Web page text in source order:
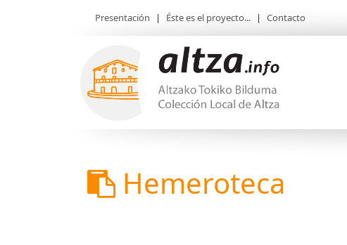
Presentación | Éste es el proyecto... | Contacto
Hemeroteca